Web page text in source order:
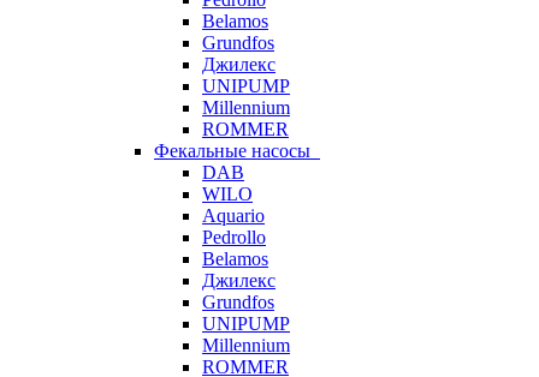
Belamos
Grundfos
Джилекс
UNIPUMP
Millennium
ROMMER
Фекальные насосы
DAB
WILO
Aquario
Pedrollo
Belamos
Джилекс
Grundfos
UNIPUMP
Millennium
ROMMER